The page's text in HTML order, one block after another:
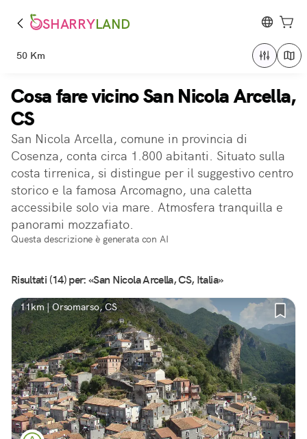
SHARRYLAND
50 Km
Cosa fare vicino San Nicola Arcella,
CS
San Nicola Arcella, comune in provincia di
Cosenza, conta circa 1.800 abitanti. Situato sulla
costa tirrenica, si distingue per il suggestivo centro
storico e la famosa Arcomagno, una caletta
accessibile solo via mare. Atmosfera tranquilla e
panorami mozzafiato.
Questa descrizione è generata con AI
Risultati (14) per: «San Nicola Arcella, CS, Italia»
11km | Orsomarso, CS